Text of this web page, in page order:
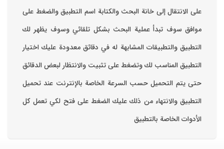
على الانتقال إلى خانة البحث والكتابة اسم التطبيق والضغط على
موافق ‏سوف تبدأ عملية البحث بشكل تلقائي وسوف يظهر لك
التطبيق والتطبيقات المشابهة له في دقائق معدودة ‏عليك اختيار
التطبيق المناسب لك وتضغط على تثبيت والانتظار لبعض الدقائق
حتى يتم التحميل حسب السرعة الخاصة بالإنترنت ‏عند تحميل
التطبيق والانتهاء من ذلك عليك الضغط على فتح لكي تعمل كل
الأدوات الخاصة بالتطبيق